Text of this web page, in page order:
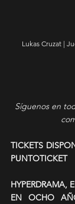
Lukas Cruzat |
Síguenos en
TICKETS
PUNTOTICKET
HYPERDRAMA,
EN OCHO